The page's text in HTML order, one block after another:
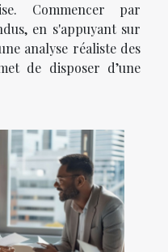
Commencer par
en s'appuyant sur
analyse réaliste des
de disposer d’une